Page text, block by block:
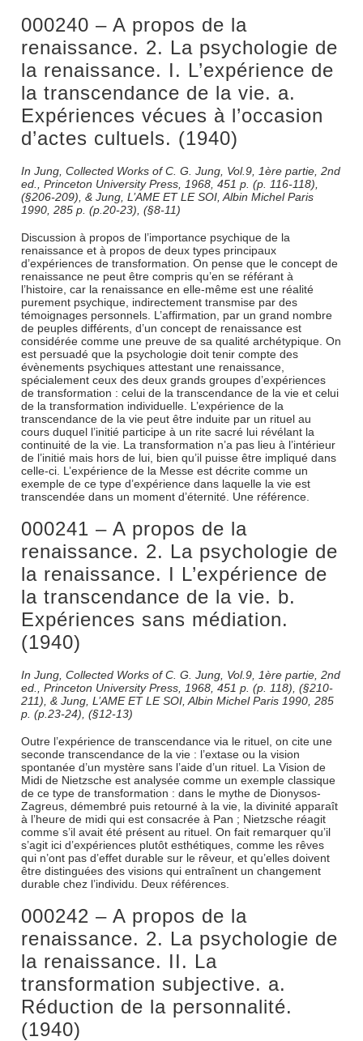
000240 – A propos de la
renaissance. 2. La psychologie de
la renaissance. I. L’expérience de
la transcendance de la vie. a.
Expériences vécues à l’occasion
d’actes cultuels. (1940)
In Jung, Collected Works of C. G. Jung, Vol.9, 1ère partie, 2nd
ed., Princeton University Press, 1968, 451 p. (p. 116-118),
(§206-209), & Jung, L’AME ET LE SOI, Albin Michel Paris
1990, 285 p. (p.20-23), (§8-11)
Discussion à propos de l’importance psychique de la
renaissance et à propos de deux types principaux
d’expériences de transformation. On pense que le concept de
renaissance ne peut être compris qu’en se référant à
l’histoire, car la renaissance en elle-même est une réalité
purement psychique, indirectement transmise par des
témoignages personnels. L’affirmation, par un grand nombre
de peuples différents, d’un concept de renaissance est
considérée comme une preuve de sa qualité archétypique. On
est persuadé que la psychologie doit tenir compte des
évènements psychiques attestant une renaissance,
spécialement ceux des deux grands groupes d’expériences
de transformation : celui de la transcendance de la vie et celui
de la transformation individuelle. L’expérience de la
transcendance de la vie peut être induite par un rituel au
cours duquel l’initié participe à un rite sacré lui révélant la
continuité de la vie. La transformation n’a pas lieu à l’intérieur
de l’initié mais hors de lui, bien qu’il puisse être impliqué dans
celle-ci. L’expérience de la Messe est décrite comme un
exemple de ce type d’expérience dans laquelle la vie est
transcendée dans un moment d’éternité. Une référence.
000241 – A propos de la
renaissance. 2. La psychologie de
la renaissance. I L’expérience de
la transcendance de la vie. b.
Expériences sans médiation.
(1940)
In Jung, Collected Works of C. G. Jung, Vol.9, 1ère partie, 2nd
ed., Princeton University Press, 1968, 451 p. (p. 118), (§210-
211), & Jung, L’AME ET LE SOI, Albin Michel Paris 1990, 285
p. (p.23-24), (§12-13)
Outre l’expérience de transcendance via le rituel, on cite une
seconde transcendance de la vie : l’extase ou la vision
spontanée d’un mystère sans l’aide d’un rituel. La Vision de
Midi de Nietzsche est analysée comme un exemple classique
de ce type de transformation : dans le mythe de Dionysos-
Zagreus, démembré puis retourné à la vie, la divinité apparaît
à l’heure de midi qui est consacrée à Pan ; Nietzsche réagit
comme s’il avait été présent au rituel. On fait remarquer qu’il
s’agit ici d’expériences plutôt esthétiques, comme les rêves
qui n’ont pas d’effet durable sur le rêveur, et qu’elles doivent
être distinguées des visions qui entraînent un changement
durable chez l’individu. Deux références.
000242 – A propos de la
renaissance. 2. La psychologie de
la renaissance. II. La
transformation subjective. a.
Réduction de la personnalité.
(1940)